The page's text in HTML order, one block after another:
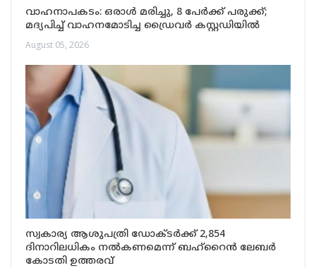
വാഹനാപകടം: ഒരാൾ മരിച്ചു, 8 പേർക്ക് പരുക്ക്;
മദ്യപിച്ച് വാഹനമോടിച്ച ഡ്രൈവർ കസ്റ്റഡിയിൽ
August 05, 2026
സ്വകാര്യ ആശുപത്രി ഡോക്ടർക്ക് 2,854
ദിനാറിലധികം നൽകണമെന്ന് ബഹ്റൈൻ ലേബർ
കോടതി ഉത്തരവ്